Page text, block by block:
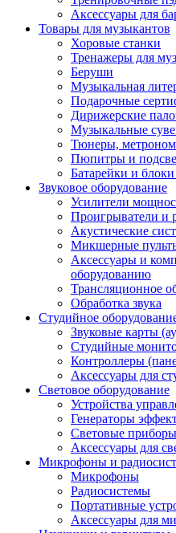
Аксессуары для
Товары для музыкантов
Хоровые станки
Тренажеры для
Беруши
Музыкальная
Подарочные
Дирижерские
Музыкальные
Тюнеры,
Пюпитры и
Батарейки и
Звуковое оборудование
Усилители
Проигрыватели и
Акустические
Микшерные
Аксессуары и
оборудованию
Трансляционное
Обработка звука
Студийное
Звуковые карты
Студийные
Контроллеры
Аксессуары для
Световое оборудование
Устройства
Генераторы
Световые приборы
Аксессуары для
Микрофоны и
Микрофоны
Радиосистемы
Портативные
Аксессуары для